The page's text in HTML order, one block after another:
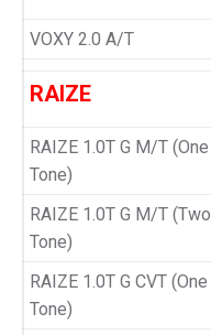
VOXY 2.0 A/T
RAIZE
RAIZE 1.0T G M/T (One
Tone)
RAIZE 1.0T G M/T (Two
Tone)
RAIZE 1.0T G CVT (One
Tone)